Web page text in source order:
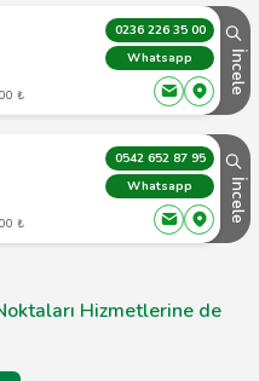
₺
0236 226 35 00
Whatsapp
İncele
₺
0542 652 87 95
Whatsapp
İncele
Hizmetlerine de